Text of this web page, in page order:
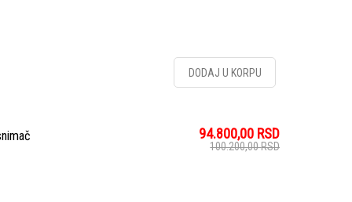
DODAJ U KORPU
94.800,00 RSD
100.200,00RSD